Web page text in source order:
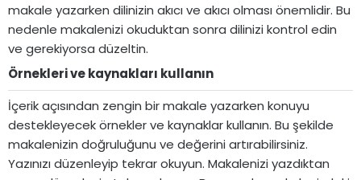
makale yazarken dilinizin akıcı ve akıcı olması önemlidir. Bu
nedenle makalenizi okuduktan sonra dilinizi kontrol edin
ve gerekiyorsa düzeltin.
Örnekleri ve kaynakları kullanın​
İçerik açısından zengin bir makale yazarken konuyu
destekleyecek örnekler ve kaynaklar kullanın. Bu şekilde
makalenizin doğruluğunu ve değerini artırabilirsiniz.
Yazınızı düzenleyip tekrar okuyun. Makalenizi yazdıktan